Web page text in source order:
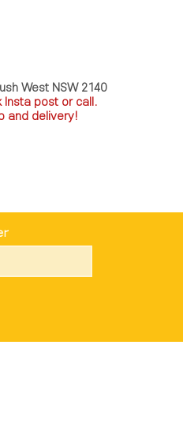
West NSW 2140
Insta post or call.
and delivery!